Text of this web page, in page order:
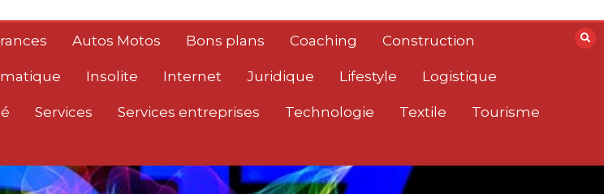
Autos Motos Bons plans Coaching Construction
Insolite Internet Juridique Lifestyle Logistique
Services Services entreprises Technologie Textile Tourisme